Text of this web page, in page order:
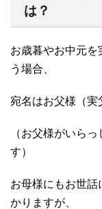
は？
お歳暮やお中元を
う場合、
宛名はお父様（実
（お父様がいら
す）
お母様にもお世
かりますが、